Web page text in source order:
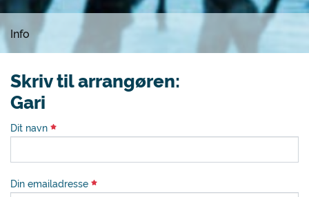
Info
Skriv til arrangøren:
Gari
Dit navn
Din emailadresse